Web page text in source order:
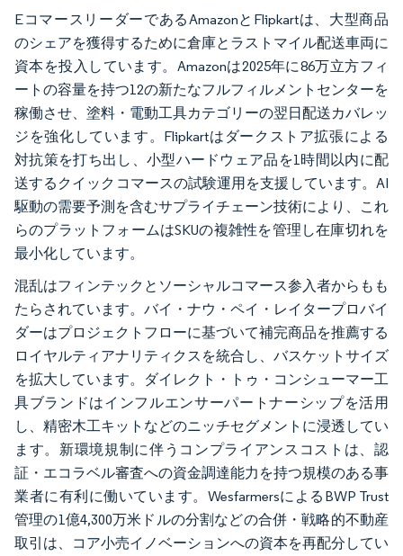
EコマースリーダーであるAmazonとFlipkartは、大型商品
のシェアを獲得するために倉庫とラストマイル配送車両に
資本を投入しています。Amazonは2025年に86万立方フィ
ートの容量を持つ12の新たなフルフィルメントセンターを
稼働させ、塗料・電動工具カテゴリーの翌日配送カバレッ
ジを強化しています。Flipkartはダークストア拡張による
対抗策を打ち出し、小型ハードウェア品を1時間以内に配
送するクイックコマースの試験運用を支援しています。AI
駆動の需要予測を含むサプライチェーン技術により、これ
らのプラットフォームはSKUの複雑性を管理し在庫切れを
最小化しています。
混乱はフィンテックとソーシャルコマース参入者からもも
たらされています。バイ・ナウ・ペイ・レイタープロバイ
ダーはプロジェクトフローに基づいて補完商品を推薦する
ロイヤルティアナリティクスを統合し、バスケットサイズ
を拡大しています。ダイレクト・トゥ・コンシューマー工
具ブランドはインフルエンサーパートナーシップを活用
し、精密木工キットなどのニッチセグメントに浸透してい
ます。新環境規制に伴うコンプライアンスコストは、認
証・エコラベル審査への資金調達能力を持つ規模のある事
業者に有利に働いています。WesfarmersによるBWP Trust
管理の1億4,300万米ドルの分割などの合併・戦略的不動産
取引は、コア小売イノベーションへの資本を再配分してい